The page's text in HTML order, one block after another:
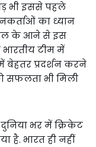
भी इससे पहले
का ध्यान
के आने से इस
टीम में
प्रदर्शन करने
सफलता भी मिली
भर में क्रिकेट
है. भारत ही नहीं